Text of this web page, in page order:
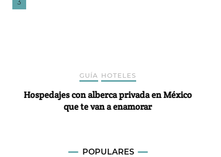
GUÍA HOTELES
Hospedajes con alberca privada en México
que te van a enamorar
POPULARES